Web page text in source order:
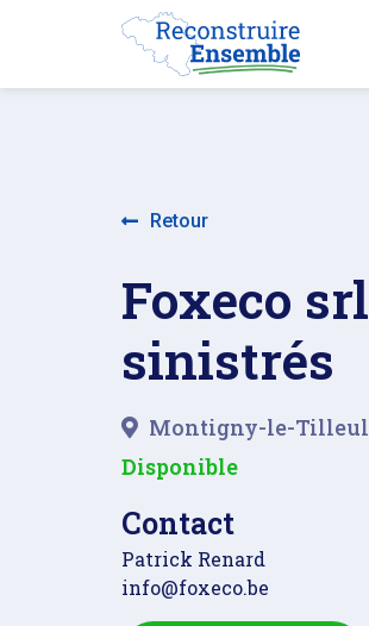
Retour
Foxeco srl
sinistrés
Montigny-le-Tilleul
Disponible
Contact
Patrick Renard
info@foxeco.be